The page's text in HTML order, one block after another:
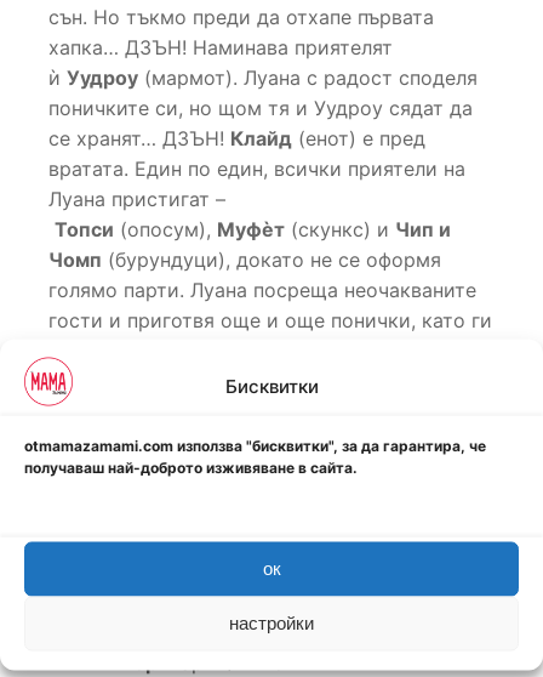
Бисквитки
otmamazamami.com използва "бисквитки", за да гарантира, че
получаваш най-доброто изживяване в сайта.
ок
настройки
сън. Но тъкмо преди да отхапе първата
хапка… ДЗЪН! Наминава приятелят
ѝ Уудроу (мармот). Луана с радост споделя
поничките си, но щом тя и Уудроу сядат да
се хранят… ДЗЪН! Клайд (енот) е пред
вратата. Един по един, всички приятели на
Луана пристигат –
Топси (опосум), Муфѐт (скункс) и Чип и
Чомп (бурундуци), докато не се оформя
голямо парти. Луана посреща неочакваните
гости и приготвя още и още понички, като ги
прави една ГОЛЯМА грешка в сметките. Не
след дълго кухнята ѝ е празна, зимата
наближава, а тя не е хапнала нищо!
За възраст: 3-6 години
Страници: 40бр.
Формат: Меки корици, 240х265 мм